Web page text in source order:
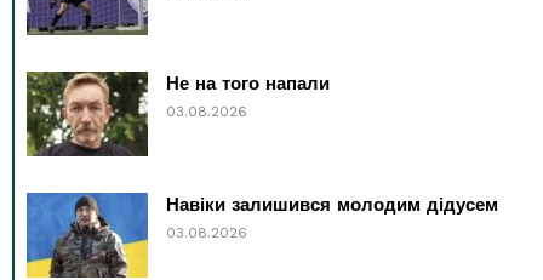
Не на того напали
03.08.2026
Навіки залишився молодим дідусем
03.08.2026